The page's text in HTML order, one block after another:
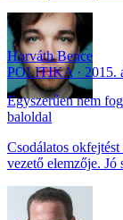
Horváth Bence
POLITIKA
2015.
Egyszerűen nem
baloldal
Csodálatos
vezető elemzője.